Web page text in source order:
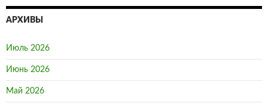
АРХИВЫ
Июль 2026
Июнь 2026
Май 2026